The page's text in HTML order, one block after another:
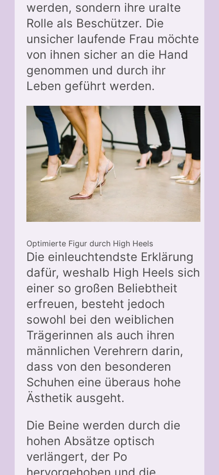
werden, sondern ihre uralte
Rolle als Beschützer. Die
unsicher laufende Frau möchte
von ihnen sicher an die Hand
genommen und durch ihr
Leben geführt werden.
Optimierte Figur durch High Heels
Die einleuchtendste Erklärung
dafür, weshalb High Heels sich
einer so großen Beliebtheit
erfreuen, besteht jedoch
sowohl bei den weiblichen
Trägerinnen als auch ihren
männlichen Verehrern darin,
dass von den besonderen
Schuhen eine überaus hohe
Ästhetik ausgeht.
Die Beine werden durch die
hohen Absätze optisch
verlängert, der Po